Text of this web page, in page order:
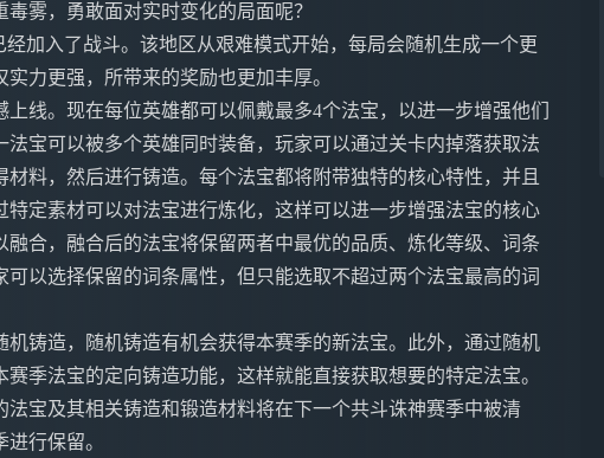
雾，勇敢面对实时变化的局面呢？
经加入了战斗。该地区从艰难模式开始，每局会随机生成一个更
力更强，所带来的奖励也更加丰厚。
线。现在每位英雄都可以佩戴最多4个法宝，以进一步增强他们
宝可以被多个英雄同时装备，玩家可以通过关卡内掉落获取法
料，然后进行铸造。每个法宝都将附带独特的核心特性，并且
定素材可以对法宝进行炼化，这样可以进一步增强法宝的核心
合，融合后的法宝将保留两者中最优的品质、炼化等级、词条
以选择保留的词条属性，但只能选取不超过两个法宝最高的词
机铸造，随机铸造有机会获得本赛季的新法宝。此外，通过随机
季法宝的定向铸造功能，这样就能直接获取想要的特定法宝。
宝及其相关铸造和锻造材料将在下一个共斗诛神赛季中被清
行保留。